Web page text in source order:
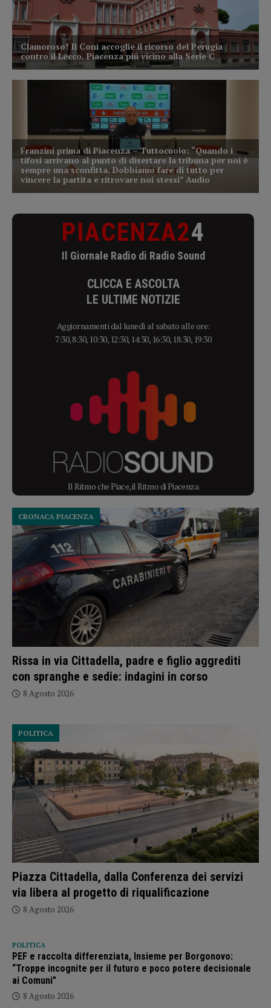
PIACENZA24
Il Giornale Radio di Radio Sound
CLICCA E ASCOLTA
LE ULTIME NOTIZIE
Aggiornamenti dal lunedì al sabato alle ore:
7:30, 8:30, 10:30, 12:30, 14:30, 16:30, 18:30, 19:30
Il Ritmo che Piace, il Ritmo di Piacenza
Rissa in via Cittadella, padre e figlio aggrediti
con spranghe e sedie: indagini in corso
CRONACA PIACENZA
8 Agosto 2026
Piazza Cittadella, dalla Conferenza dei servizi
via libera al progetto di riqualificazione
POLITICA
8 Agosto 2026
POLITICA
PEF e raccolta differenziata, Insieme per Borgonovo:
“Troppe incognite per il futuro e poco potere decisionale
ai Comuni”
8 Agosto 2026